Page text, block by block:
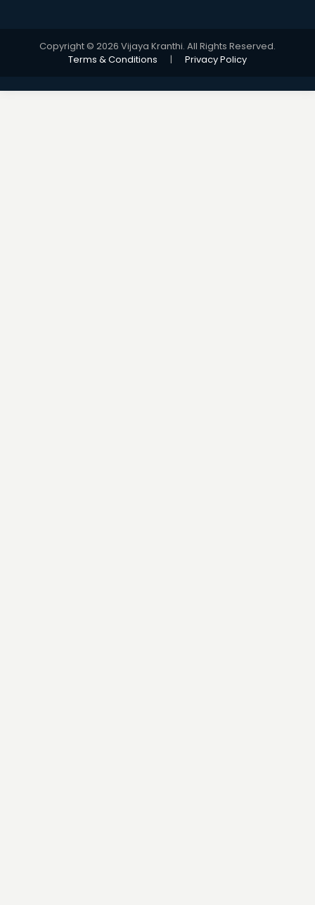
Copyright © 2026 Vijaya Kranthi. All Rights Reserved.
Terms & Conditions
| Privacy Policy